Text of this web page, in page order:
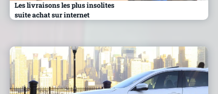
Les livraisons les plus insolites
suite achat sur internet